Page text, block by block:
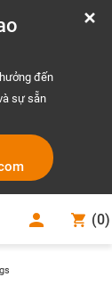
đến
sự sẵn
(0)